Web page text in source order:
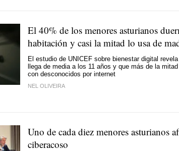
El 40% de los menores asturianos
habitación y casi la mitad lo usa de
El estudio de UNICEF sobre bienestar digital
llega de media a los 11 años y que más de la
con desconocidos por internet
NEL OLIVEIRA
Uno de cada diez menores asturianos
ciberacoso